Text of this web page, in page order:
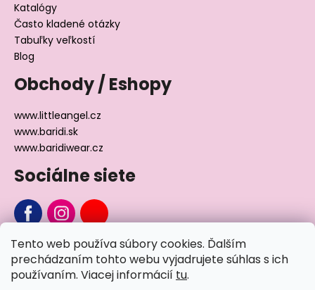
Tento web používa súbory cookies. Ďalším
prechádzaním tohto webu vyjadrujete súhlas s ich
používaním. Viacej informácií tu.
Katalógy
Často kladené otázky
Tabuľky veľkostí
Blog
Obchody / Eshopy
www.littleangel.cz
www.baridi.sk
www.baridiwear.cz
Sociálne siete
Chcete sa nás na niečo opýtať?